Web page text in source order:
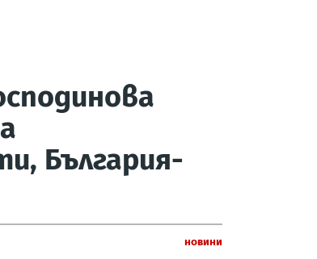
България-
Новини